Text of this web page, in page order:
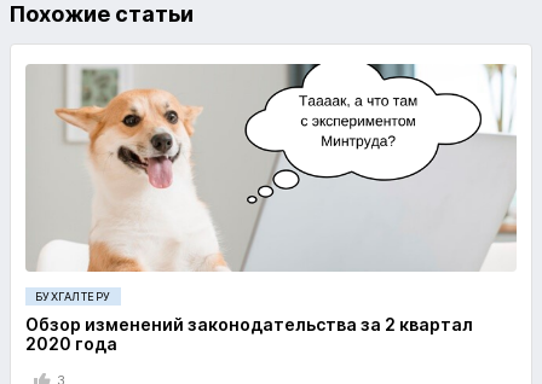
Похожие статьи
БУХГАЛТЕРУ
Обзор изменений законодательства за 2 квартал
2020 года
3